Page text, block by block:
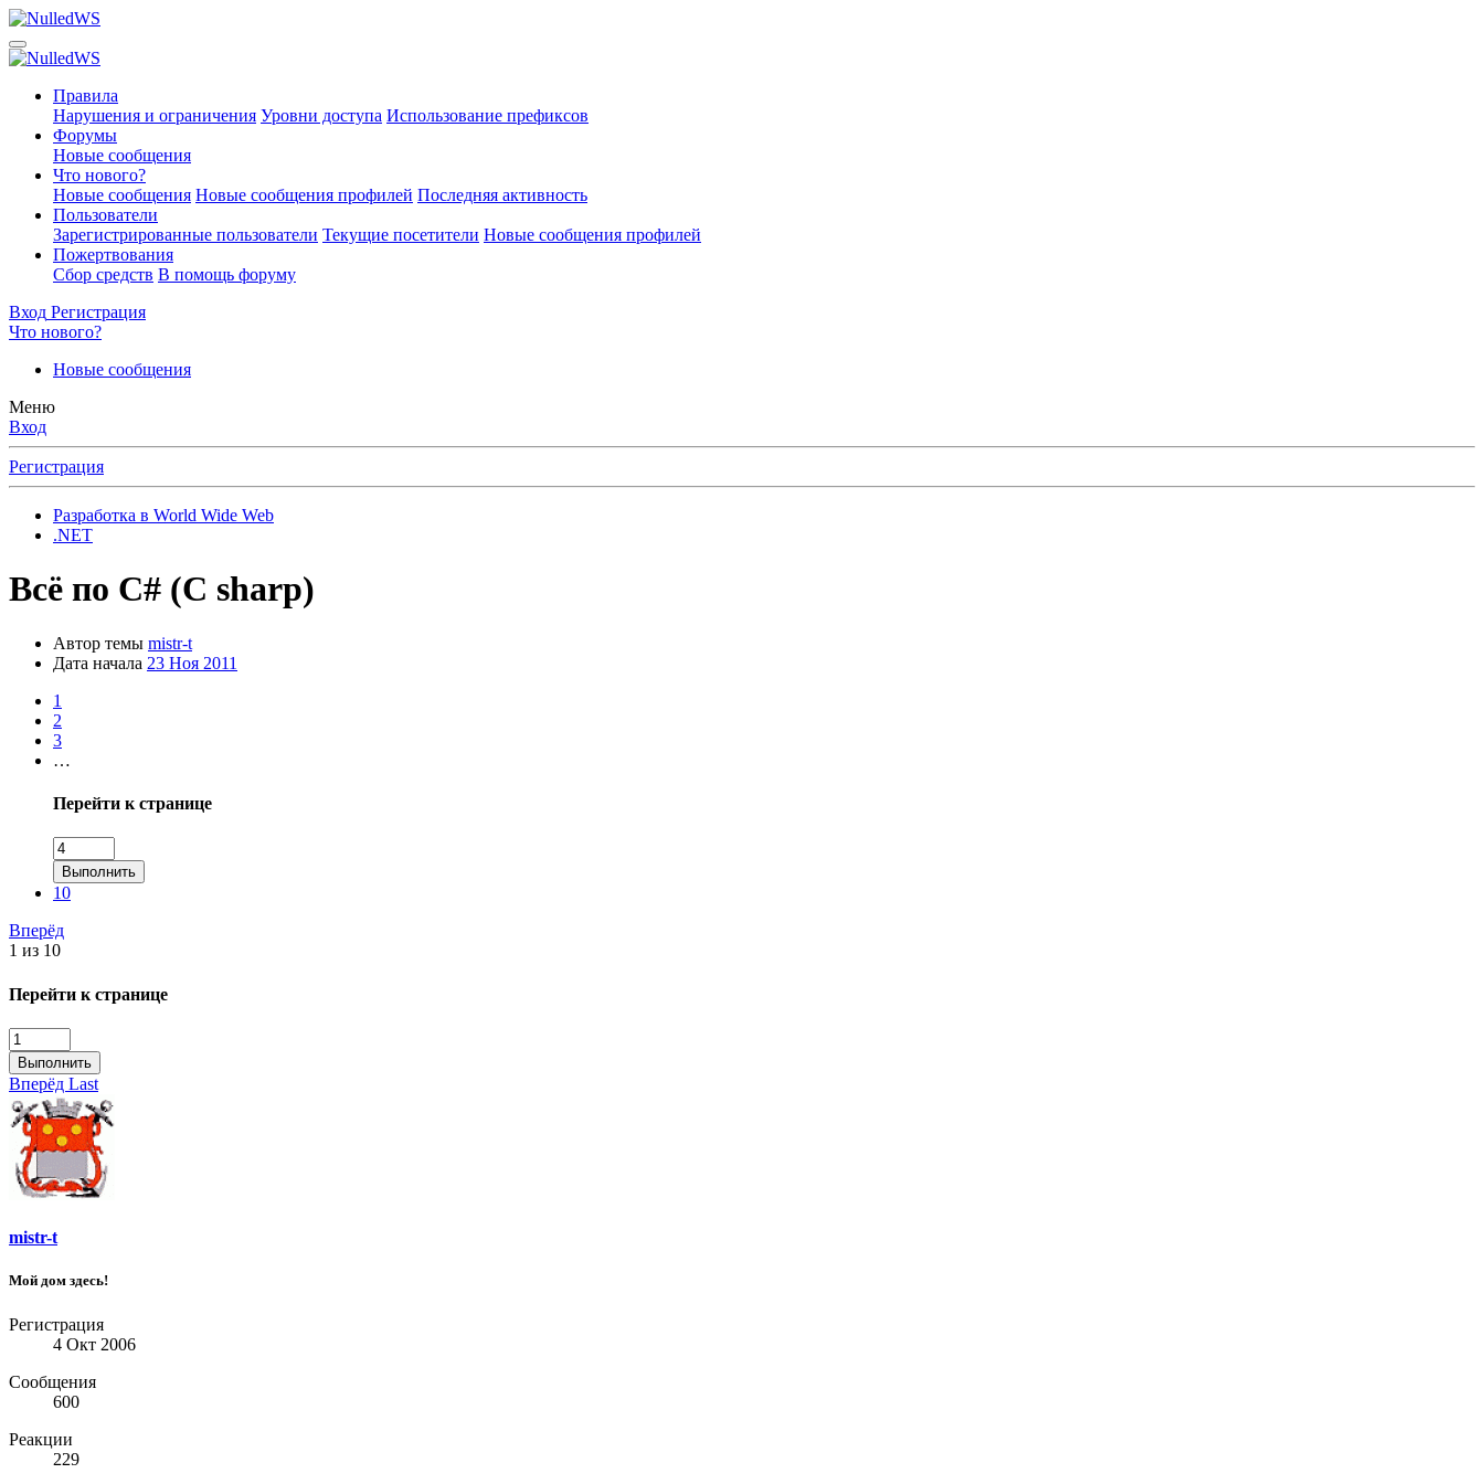
Правила
Нарушения и ограничения Уровни доступа Использование префиксов
Форумы
Новые сообщения
Что нового?
Новые сообщения Новые сообщения профилей Последняя активность
Пользователи
Зарегистрированные пользователи Текущие посетители Новые сообщения профилей
Пожертвования
Сбор средств В помощь форуму
Вход Регистрация
Что нового?
Новые сообщения
Меню
Вход
Регистрация
Разработка в World Wide Web
.NET
Всё по C# (C sharp)
Автор темы mistr-t
Дата начала 23 Ноя 2011
1
2
3
…
Перейти к странице
Выполнить
10
Вперёд
1 из 10
Перейти к странице
Выполнить
Вперёд Last
mistr-t
Мой дом здесь!
Регистрация
4 Окт 2006
Сообщения
600
Реакции
229